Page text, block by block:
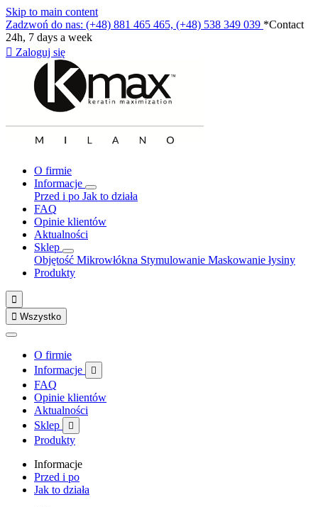
Skip to main content
Zadzwoń do nas: (+48) 881 465 465, (+48) 538 349 039 *Contact
24h, 7 days a week
 Zaloguj się
O firmie
Informacje
Przed i po Jak to działa
FAQ
Opinie klientów
Aktualności
Sklep
Objętość Mikrowłókna Stymulowanie Maskowanie łysiny
Produkty

 Wszystko
O firmie
Informacje

FAQ
Opinie klientów
Aktualności
Sklep

Produkty
Informacje
Przed i po
Jak to działa